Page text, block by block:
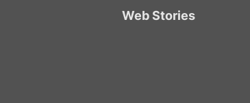
Web Stories